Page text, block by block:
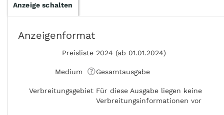
Anzeige schalten
Anzeigenformat
Preisliste 2024 (ab 01.01.2024)
Medium Gesamtausgabe
Verbreitungsgebiet Für diese Ausgabe liegen keine
Verbreitungsinformationen vor